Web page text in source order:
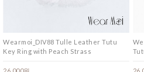
Wearmoi_DIV88 Tulle Leather Tutu
Key Ring with Peach Strass